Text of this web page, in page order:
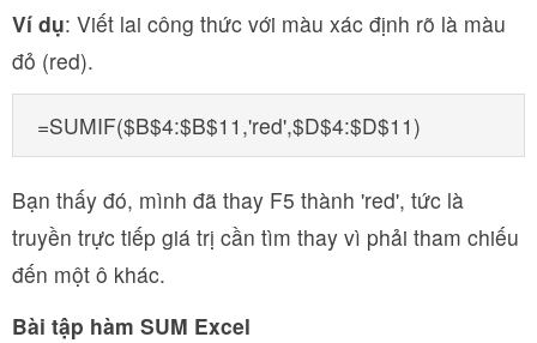
Ví dụ: Viết lai công thức với màu xác định rõ là màu
đỏ (red).
=SUMIF($B$4:$B$11,'red',$D$4:$D$11)
Bạn thấy đó, mình đã thay F5 thành 'red', tức là
truyền trực tiếp giá trị cần tìm thay vì phải tham chiếu
đến một ô khác.
Bài tập hàm SUM Excel